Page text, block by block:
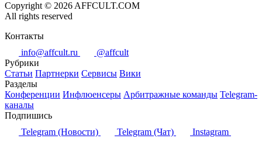
Copyright © 2026 AFFCULT.COM
All rights reserved
Контакты
info@affcult.ru
@affcult
Рубрики
Статьи Партнерки Сервисы Вики
Разделы
Конференции Инфлюенсеры Арбитражные команды Telegram-
каналы
Подпишись
Telegram (Новости)
Telegram (Чат) Instagram